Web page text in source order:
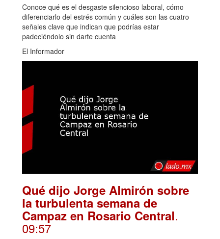
Conoce qué es el desgaste silencioso laboral, cómo
diferenciarlo del estrés común y cuáles son las cuatro
señales clave que indican que podrías estar
padeciéndolo sin darte cuenta
El Informador
Qué dijo Jorge Almirón sobre
la turbulenta semana de
Campaz en Rosario Central.
09:57